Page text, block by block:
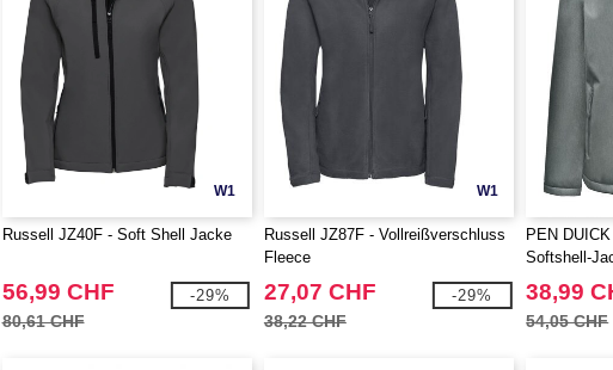
W1
Russell JZ40F - Soft Shell Jacke
56,99 CHF
80,61 CHF
-29%
W1
Russell JZ87F - Vollreißverschluss
Fleece
27,07 CHF
38,22 CHF
-29%
PEN
Softshell-
38,99
54,05 CHF